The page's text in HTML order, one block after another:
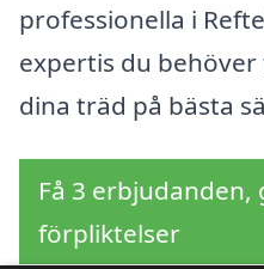
professionella i
expertis du
dina träd på bästa
Få 3
förpliktelser